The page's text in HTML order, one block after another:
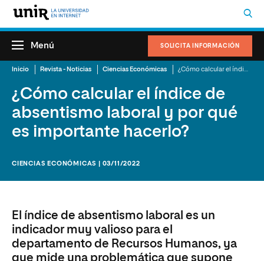
SOLICITA INFORMACIÓN
Menú
Inicio Revista - Noticias Ciencias Económicas
¿Cómo calcular el índice de
absentismo laboral y por qué
es importante hacerlo?
CIENCIAS ECONÓMICAS | 03/11/2022
El índice de absentismo laboral es un
indicador muy valioso para el
departamento de Recursos Humanos, ya
que mide una problemática que supone